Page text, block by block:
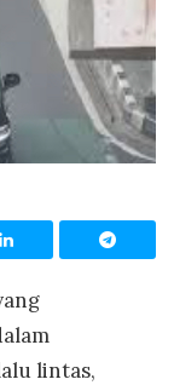
lintas,